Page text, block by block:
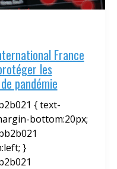
France
les
pandémie
{ text-
bottom:20px;
}